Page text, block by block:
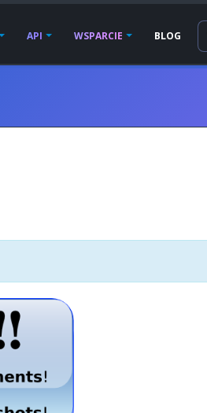
API WSPARCIE BLOG